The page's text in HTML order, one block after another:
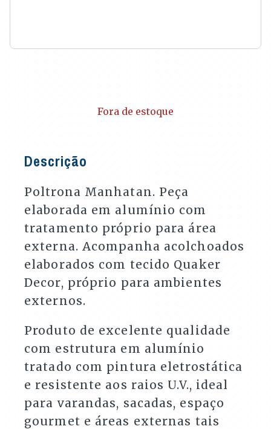
Fora de estoque
Descrição
Poltrona Manhatan. Peça
elaborada em alumínio com
tratamento próprio para área
externa. Acompanha acolchoados
elaborados com tecido Quaker
Decor, próprio para ambientes
externos.
Produto de excelente qualidade
com estrutura em alumínio
tratado com pintura eletrostática
e resistente aos raios U.V., ideal
para varandas, sacadas, espaço
gourmet e áreas externas tais